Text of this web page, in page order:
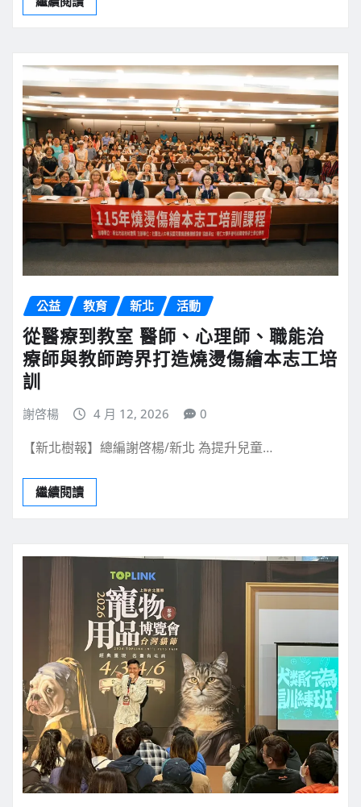
公益 教育 新北 活動
從醫療到教室 醫師、心理師、職能治
療師與教師跨界打造燒燙傷繪本志工培
訓
謝啓楊 4 月 12, 2026 0
【新北樹報】總編謝啓楊/新北 為提升兒童…
繼續閱讀